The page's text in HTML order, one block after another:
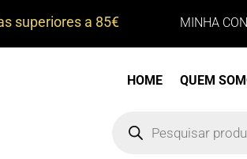
superiores a 85€ MINHA
HOME QUEM
search